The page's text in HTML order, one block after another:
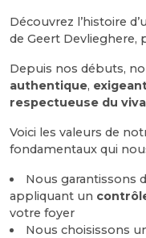
Découvrez l’histoire
de Geert Devlieghere,
Depuis nos débuts,
authentique,
respectueuse du
Voici les valeurs de
fondamentaux qui
Nous garantissons
appliquant un
votre foyer
Nous choisissons